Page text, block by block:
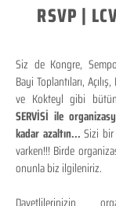
RSVP |
Siz de Kongre,
Bayi Toplantıları,
ve Kokteyl gibi
SERVİSİ ile
kadar azaltın...Sizi
varken!!! Birde
onunla biz ilgileniriz.